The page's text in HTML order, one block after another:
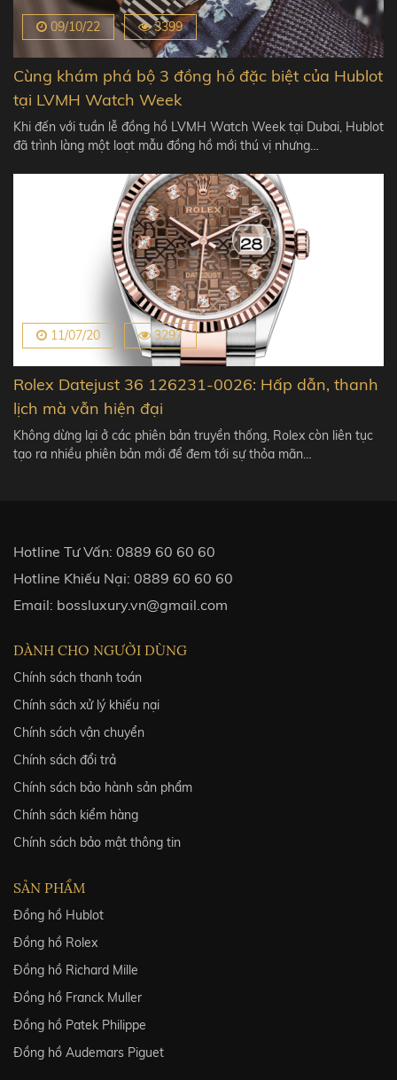
09/10/22 3399
Cùng khám phá bộ 3 đồng hồ đặc biệt của Hublot
tại LVMH Watch Week
Khi đến với tuần lễ đồng hồ LVMH Watch Week tại Dubai, Hublot
đã trình làng một loạt mẫu đồng hồ mới thú vị nhưng…
11/07/20 3297
Rolex Datejust 36 126231-0026: Hấp dẫn, thanh
lịch mà vẫn hiện đại
Không dừng lại ở các phiên bản truyền thống, Rolex còn liên tục
tạo ra nhiều phiên bản mới để đem tới sự thỏa mãn…
Hotline Tư Vấn: 0889 60 60 60
Hotline Khiếu Nại: 0889 60 60 60
Email: bossluxury.vn@gmail.com
DÀNH CHO NGƯỜI DÙNG
Chính sách thanh toán
Chính sách xử lý khiếu nại
Chính sách vận chuyển
Chính sách đổi trả
Chính sách bảo hành sản phẩm
Chính sách kiểm hàng
Chính sách bảo mật thông tin
SẢN PHẨM
Đồng hồ Hublot
Đồng hồ Rolex
Đồng hồ Richard Mille
Đồng hồ Franck Muller
Đồng hồ Patek Philippe
Đồng hồ Audemars Piguet